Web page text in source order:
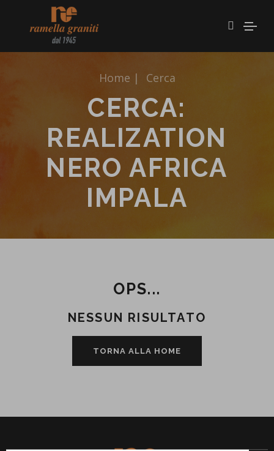
Home | Cerca
CERCA:
REALIZATION
NERO AFRICA
IMPALA
OPS...
NESSUN RISULTATO
TORNA ALLA HOME